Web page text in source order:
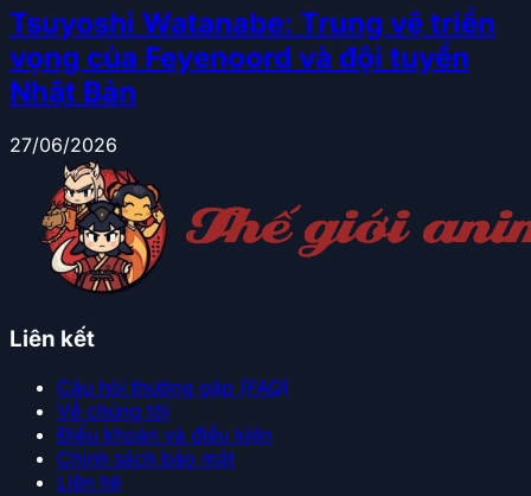
Tsuyoshi Watanabe: Trung vệ triển
vọng của Feyenoord và đội tuyển
Nhật Bản
27/06/2026
Liên kết
Câu hỏi thường gặp (FAQ)
Về chúng tôi
Điều khoản và điều kiện
Chính sách bảo mật
Liên hệ